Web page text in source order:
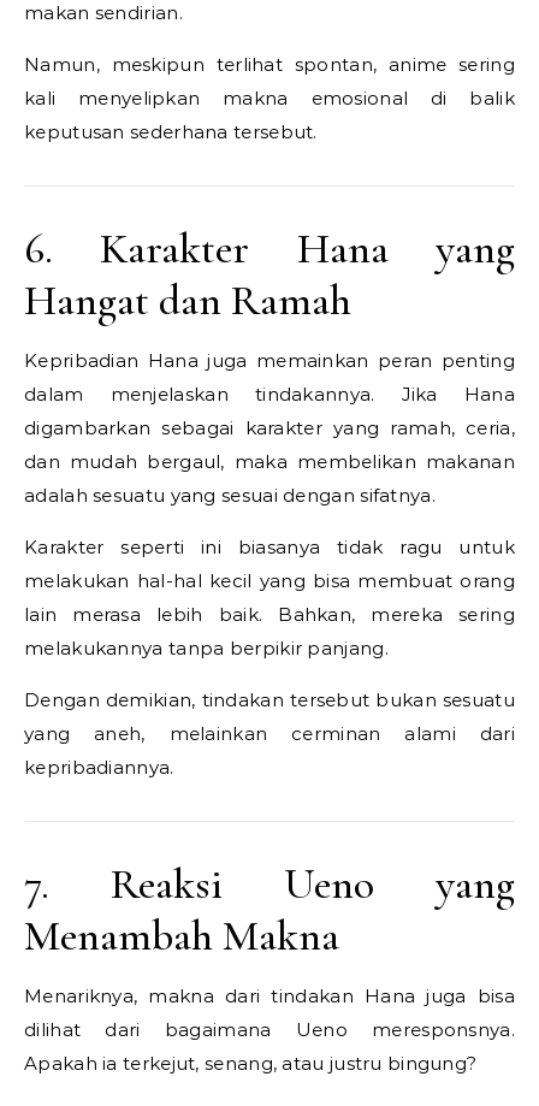
makan sendirian.
Namun, meskipun terlihat spontan, anime sering
kali menyelipkan makna emosional di balik
keputusan sederhana tersebut.
6. Karakter Hana yang
Hangat dan Ramah
Kepribadian Hana juga memainkan peran penting
dalam menjelaskan tindakannya. Jika Hana
digambarkan sebagai karakter yang ramah, ceria,
dan mudah bergaul, maka membelikan makanan
adalah sesuatu yang sesuai dengan sifatnya.
Karakter seperti ini biasanya tidak ragu untuk
melakukan hal-hal kecil yang bisa membuat orang
lain merasa lebih baik. Bahkan, mereka sering
melakukannya tanpa berpikir panjang.
Dengan demikian, tindakan tersebut bukan sesuatu
yang aneh, melainkan cerminan alami dari
kepribadiannya.
7. Reaksi Ueno yang
Menambah Makna
Menariknya, makna dari tindakan Hana juga bisa
dilihat dari bagaimana Ueno meresponsnya.
Apakah ia terkejut, senang, atau justru bingung?